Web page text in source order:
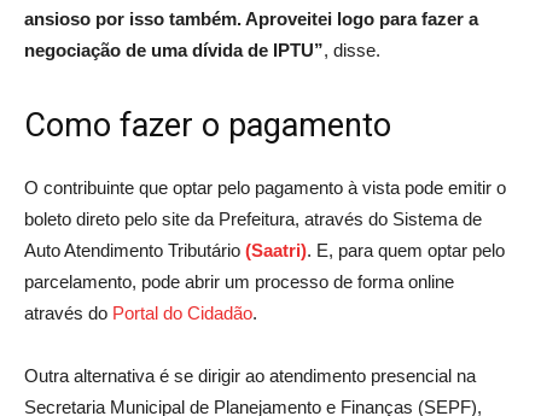
ansioso por isso também. Aproveitei logo para fazer a
negociação de uma dívida de IPTU”, disse.
Como fazer o pagamento
O contribuinte que optar pelo pagamento à vista pode emitir o
boleto direto pelo site da Prefeitura, através do Sistema de
Auto Atendimento Tributário (Saatri). E, para quem optar pelo
parcelamento, pode abrir um processo de forma online
através do Portal do Cidadão.
Outra alternativa é se dirigir ao atendimento presencial na
Secretaria Municipal de Planejamento e Finanças (SEPF),